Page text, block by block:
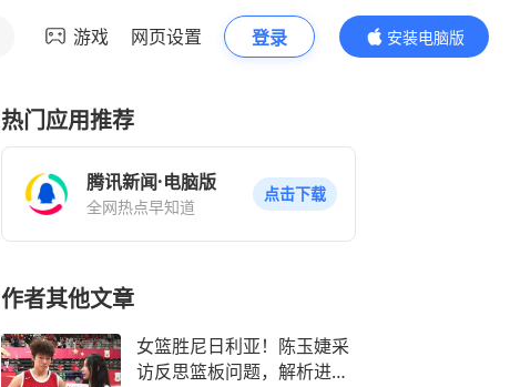
游戏 网页设置 登录
安装电脑版
内容更精彩
热门应用推荐
腾讯新闻·电脑版
全网热点早知道
点击下载
作者其他文章
女篮胜尼日利亚！陈玉婕采
访反思篮板问题，解析进攻